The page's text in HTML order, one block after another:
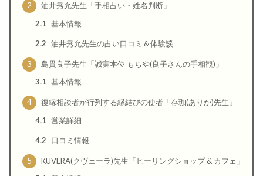
2
油井秀允先生「手相占い・姓名判断」
2.1 基本情報
2.2 油井秀允先生の占い口コミ＆体験談
3
島貫良子先生「誠実本位 もちや(良子さんの手相観)」
3.1 基本情報
4
復縁相談者が行列する縁結びの使者「存珈(ありか)先生」
4.1 営業詳細
4.2 口コミ情報
5
KUVERA(クヴェーラ)先生「ヒーリングショップ & カフェ」